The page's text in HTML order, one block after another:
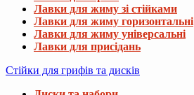
Лавки для жиму зі стійками
Лавки для жиму горизонтальні
Лавки для жиму універсальні
Лавки для присідань
Стійки для грифів та дисків